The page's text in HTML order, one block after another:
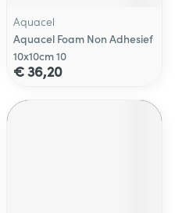
Aquacel
Aquacel Foam Non Adhesief
10x10cm 10
€ 36,20